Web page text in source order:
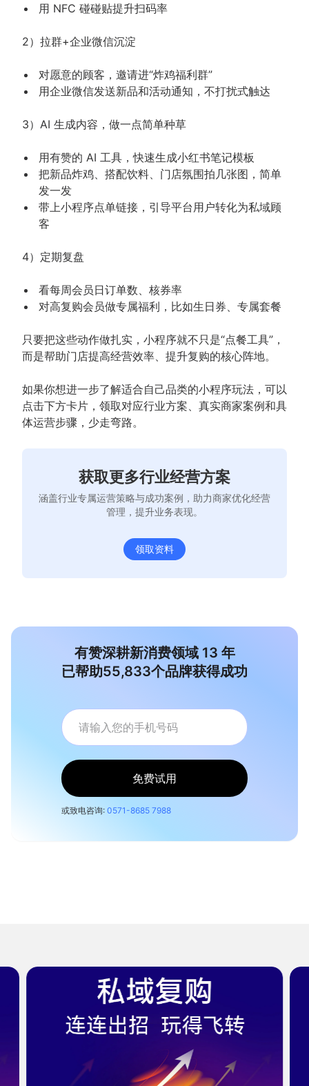
用 NFC 碰碰贴提升扫码率
2）拉群+企业微信沉淀
对愿意的顾客，邀请进“炸鸡福利群”
用企业微信发送新品和活动通知，不打扰式触达
3）AI 生成内容，做一点简单种草
用有赞的 AI 工具，快速生成小红书笔记模板
把新品炸鸡、搭配饮料、门店氛围拍几张图，简单
发一发
带上小程序点单链接，引导平台用户转化为私域顾
客
4）定期复盘
看每周会员日订单数、核券率
对高复购会员做专属福利，比如生日券、专属套餐
只要把这些动作做扎实，小程序就不只是“点餐工具”，
而是帮助门店提高经营效率、提升复购的核心阵地。
如果你想进一步了解适合自己品类的小程序玩法，可以
点击下方卡片，领取对应行业方案、真实商家案例和具
体运营步骤，少走弯路。
获取更多行业经营方案
涵盖行业专属运营策略与成功案例，助力商家优化经营
管理，提升业务表现。
领取资料
有赞深耕新消费领域 13 年
已帮助55,833个品牌获得成功
免费试用
或致电咨询: 0571-8685 7988